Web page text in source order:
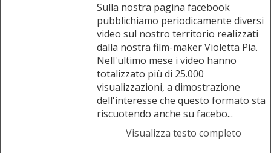
Sulla nostra pagina facebook
pubblichiamo periodicamente diversi
video sul nostro territorio realizzati
dalla nostra film-maker Violetta Pia.
Nell'ultimo mese i video hanno
totalizzato più di 25.000
visualizzazioni, a dimostrazione
dell'interesse che questo formato sta
riscuotendo anche su facebo...
Visualizza testo completo